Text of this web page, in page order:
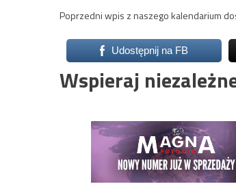
Poprzedni wpis z naszego kalendarium
Udostępnij na FB
Wspieraj